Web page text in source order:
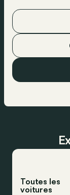
Toutes les
voitures